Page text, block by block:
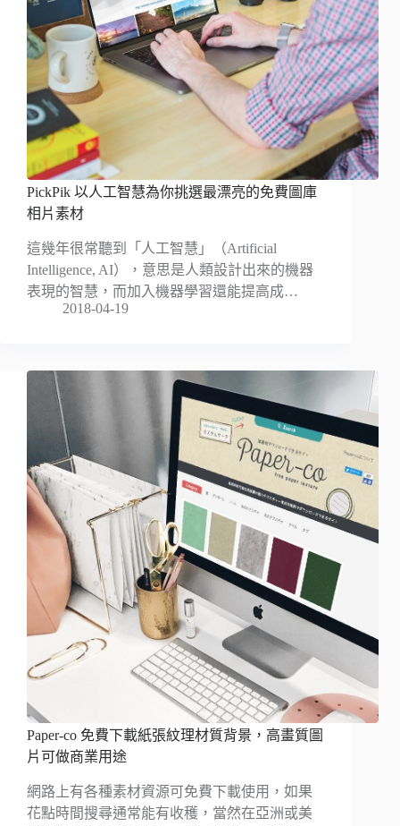
PickPik 以人工智慧為你挑選最漂亮的免費圖庫
相片素材
這幾年很常聽到「人工智慧」（Artificial
Intelligence, AI），意思是人類設計出來的機器
表現的智慧，而加入機器學習還能提高成…
2018-04-19
Paper-co 免費下載紙張紋理材質背景，高畫質圖
片可做商業用途
網路上有各種素材資源可免費下載使用，如果
花點時間搜尋通常能有收穫，當然在亞洲或美